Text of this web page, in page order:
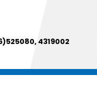
4319002